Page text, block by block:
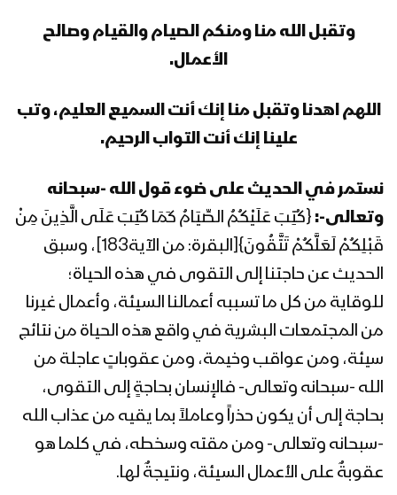
رمضان 1444هـ
القائد عبدالملك بدرالدين الحوثي 17
رمضان 1444هـ
المحاضرة الرمضانية الخامسة عشرة للسيد
القائد عبدالملك بدرالدين الحوثي 16
رمضان 1444هـ
المحاضرة الرمضانية الرابعة عشرة للسيد
رمضان 1444هـ
المحاضرة الرمضانية الثالثة عشرة للسيد
القائد عبدالملك بدرالدين الحوثي 14
رمضان 1444هـ
المحاضرة الرمضانية الثانية عشرة للسيد
رمضان 1444هـ
وتقبل الله منا ومنكم الصيام والقيام وصالح
الأعمال.
اللهم اهدنا وتقبل منا إنك أنت السميع العليم، وتب
علينا إنك أنت التواب الرحيم.
نستمر في الحديث على ضوء قول الله -سبحانه
وتعالى-: {كُتِبَ عَلَيْكُمُ الصِّيَامُ كَمَا كُتِبَ عَلَى الَّذِينَ مِنْ
قَبْلِكُمْ لَعَلَّكُمْ تَتَّقُونَ}[البقرة: من الآية183]، وسبق
الحديث عن حاجتنا إلى التقوى في هذه الحياة؛
للوقاية من كل ما تسببه أعمالنا السيئة، وأعمال غيرنا
من المجتمعات البشرية في واقع هذه الحياة من نتائج
سيئة، ومن عواقب وخيمة، ومن عقوباتٍ عاجلة من
الله -سبحانه وتعالى- فالإنسان بحاجةٍ إلى التقوى،
بحاجة إلى أن يكون حذراً وعاملاً بما يقيه من عذاب الله
-سبحانه وتعالى- ومن مقته وسخطه، في كلما هو
عقوبةٌ على الأعمال السيئة، ونتيجةٌ لها.